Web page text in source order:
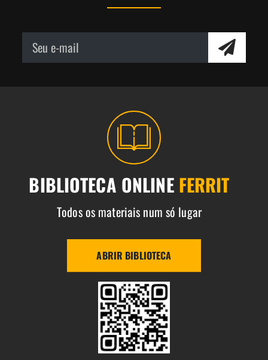
BIBLIOTECA ONLINE FERRIT
Todos os materiais num só lugar
ABRIR BIBLIOTECA